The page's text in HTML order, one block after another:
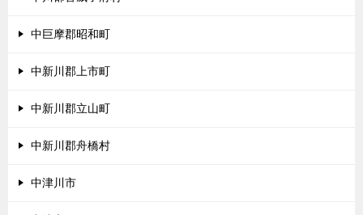
中巨摩郡昭和町
中新川郡上市町
中新川郡立山町
中新川郡舟橋村
中津川市